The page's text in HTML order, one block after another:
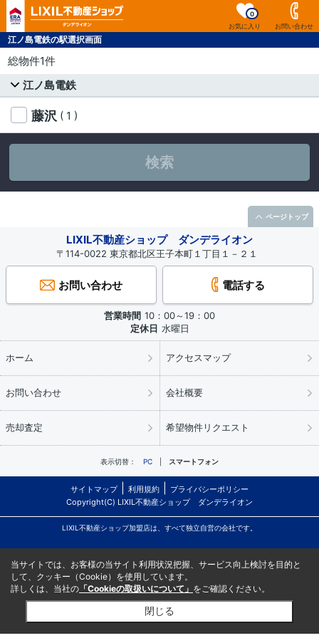
お気に入り
0
お問い合わせ
江ノ島電鉄の駅選択画面
総物件1件
江ノ島電鉄
藤沢 ( 1 )
検索
LIXIL不動産ショップ ダンデライオン
〒114-0022 東京都北区王子本町１丁目１－２１
お問い合わせ 電話する
営業時間 10：00～19：00
定休日 水曜日
ホーム アクセスマップ
お問い合わせ 会社概要
売却査定 希望物件リクエスト
表示切替： PC スマートフォン
サイトマップ 利用規約
プライバシーポリシー
Copyright(C) LIXIL不動産ショップ ダンデライオン
LIXIL不動産ショップ加盟店は、すべて独立自営の会社です。
ページトップ
当サイトでは、お客様の当サイト利用状況把握、サービス向上検討を目的と
して、クッキー（Cookie）を使用しています。
詳しくは、当社の 「Cookieの取扱いについて」 をご確認ください。
閉じる